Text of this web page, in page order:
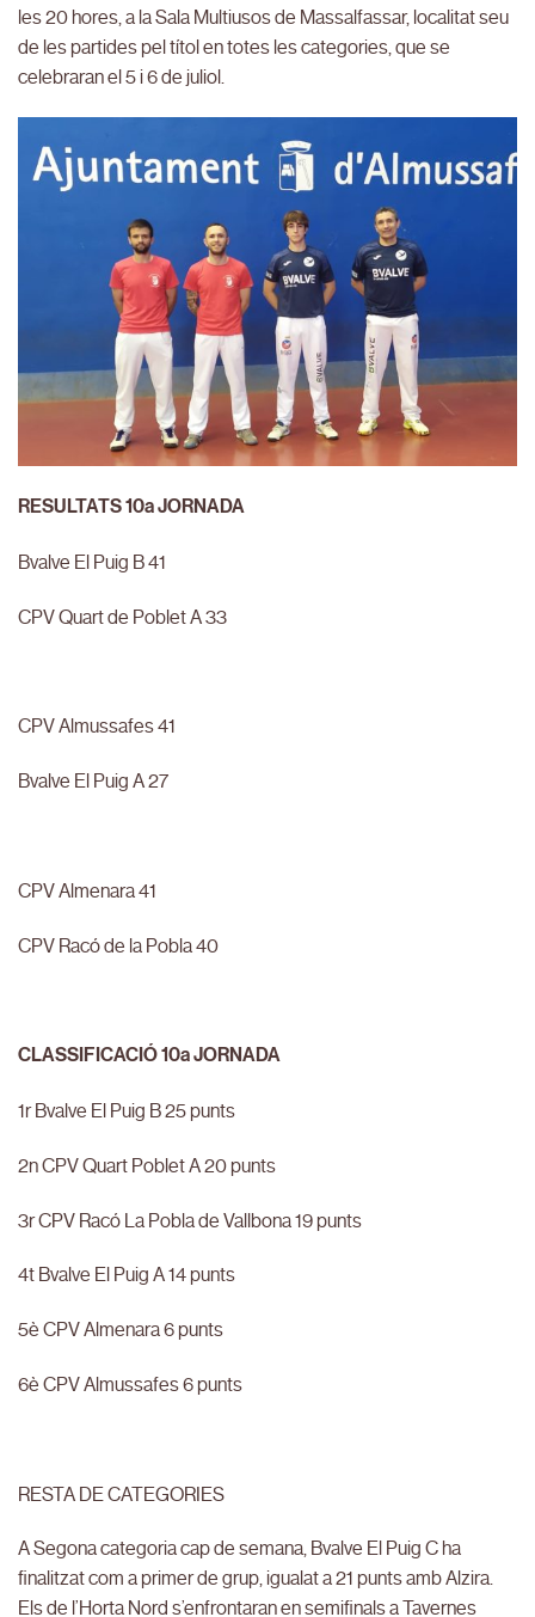
les 20 hores, a la Sala Multiusos de Massalfassar, localitat seu
de les partides pel títol en totes les categories, que se
celebraran el 5 i 6 de juliol.
RESULTATS 10a JORNADA
Bvalve El Puig B 41
CPV Quart de Poblet A 33
CPV Almussafes 41
Bvalve El Puig A 27
CPV Almenara 41
CPV Racó de la Pobla 40
CLASSIFICACIÓ 10a JORNADA
1r Bvalve El Puig B 25 punts
2n CPV Quart Poblet A 20 punts
3r CPV Racó La Pobla de Vallbona 19 punts
4t Bvalve El Puig A 14 punts
5è CPV Almenara 6 punts
6è CPV Almussafes 6 punts
RESTA DE CATEGORIES
A Segona categoria cap de semana, Bvalve El Puig C ha
finalitzat com a primer de grup, igualat a 21 punts amb Alzira.
Els de l’Horta Nord s’enfrontaran en semifinals a Tavernes